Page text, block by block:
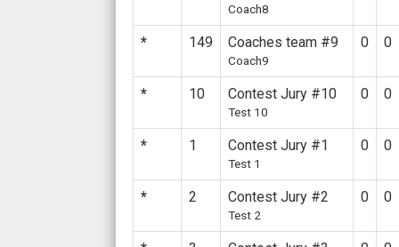
Coach8
* 149 Coaches team #9
Coach9
0 0
* 10 Contest Jury #10
Test 10
0 0
* 1 Contest Jury #1
Test 1
0 0
* 2 Contest Jury #2
Test 2
0 0